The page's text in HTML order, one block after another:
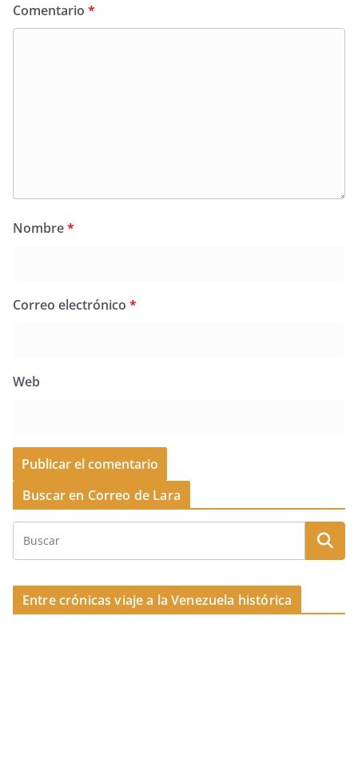
Comentario *
Nombre*
Correo electrónico *
Web
Buscar en Correo de Lara
Entre crónicas viaje a la Venezuela histórica